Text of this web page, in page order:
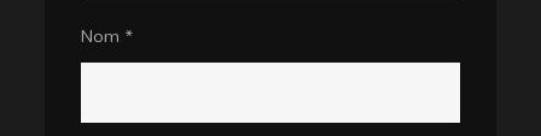
Nom *